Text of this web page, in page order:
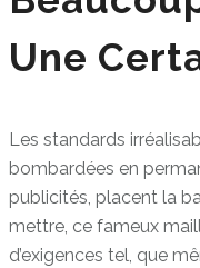
Une
Les standards
bombardées en
publicités, placent la
mettre, ce fameux
d’exigences tel, que